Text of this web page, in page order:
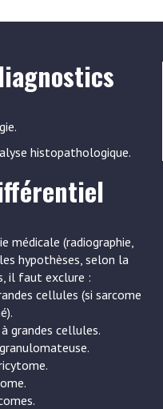
histopathologique.
médicale (radiographie,
hypothèses, selon la
il faut exclure :
cellules (si sarcome
grandes cellules.